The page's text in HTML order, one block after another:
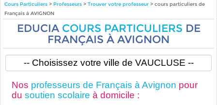
Cours Particuliers> Professeurs > Trouver votre professeur> cours particuliers de
Français à AVIGNON
EDUCIA COURS PARTICULIERS DE
FRANÇAIS À AVIGNON
Nos professeurs de Français à Avignon pour
du soutien scolaire à domicile :